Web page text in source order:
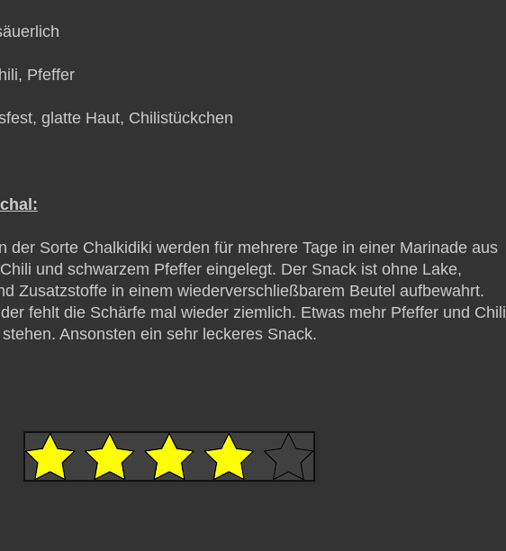
Pfeffer
glatte Haut, Chilistückchen
der Sorte Chalkidiki werden für mehrere Tage in einer Marinade aus
und schwarzem Pfeffer eingelegt. Der Snack ist ohne Lake,
Zusatzstoffe in einem wiederverschließbarem Beutel aufbewahrt.
fehlt die Schärfe mal wieder ziemlich. Etwas mehr Pfeffer und Chili
Ansonsten ein sehr leckeres Snack.